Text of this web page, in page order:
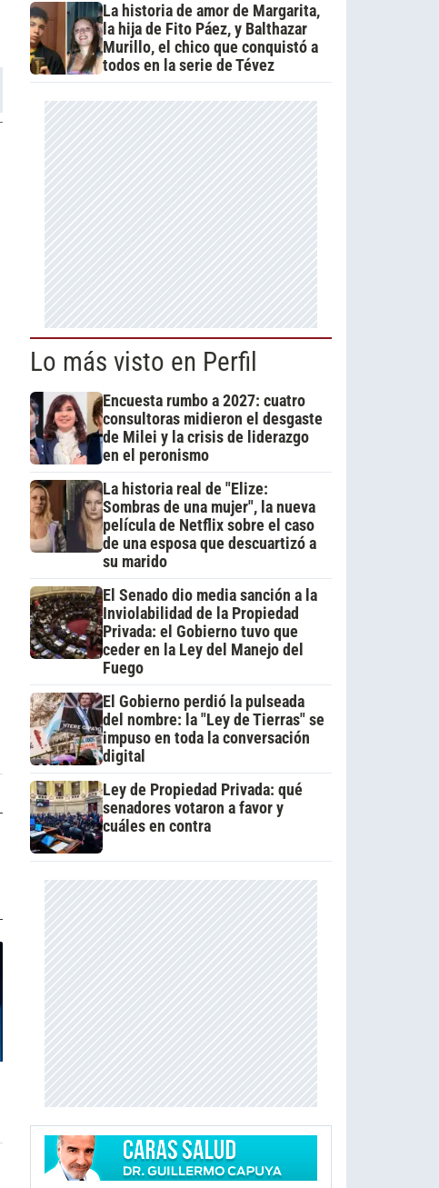
La historia de amor de Margarita,
la hija de Fito Páez, y Balthazar
Murillo, el chico que conquistó a
todos en la serie de Tévez
Lo más visto en Perfil
Encuesta rumbo a 2027: cuatro
consultoras midieron el desgaste
de Milei y la crisis de liderazgo
en el peronismo
La historia real de "Elize:
Sombras de una mujer", la nueva
película de Netflix sobre el caso
de una esposa que descuartizó a
su marido
El Senado dio media sanción a la
Inviolabilidad de la Propiedad
Privada: el Gobierno tuvo que
ceder en la Ley del Manejo del
Fuego
El Gobierno perdió la pulseada
del nombre: la "Ley de Tierras" se
impuso en toda la conversación
digital
Ley de Propiedad Privada: qué
senadores votaron a favor y
cuáles en contra